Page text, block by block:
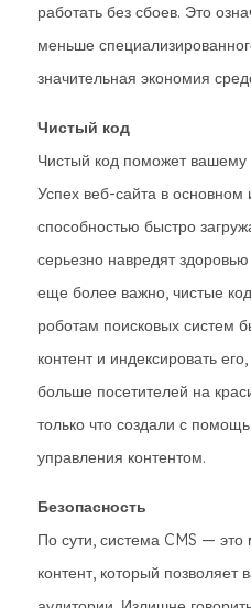
работать без сбоев. Это
меньше
значительная экономия
Чистый код
Чистый код поможет вашему
Успех веб-сайта в основном
способностью быстро
серьезно навредят
еще более важно, чистые
роботам поисковых систем
контент и индексировать
больше посетителей на
только что создали с
управления контентом.
Безопасность
По сути, система CMS — это
контент, который